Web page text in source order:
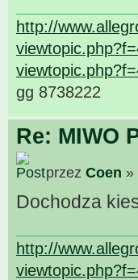
http://
gg 8738222
Re: MIWO
przez Coen »
Dochodza
http://